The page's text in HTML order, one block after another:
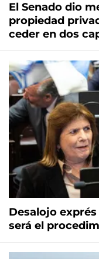
El Senado dio
propiedad
ceder en dos
Desalojo
será el